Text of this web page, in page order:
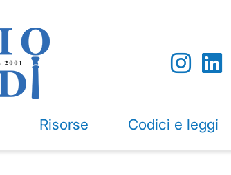
Risorse Codici e leggi